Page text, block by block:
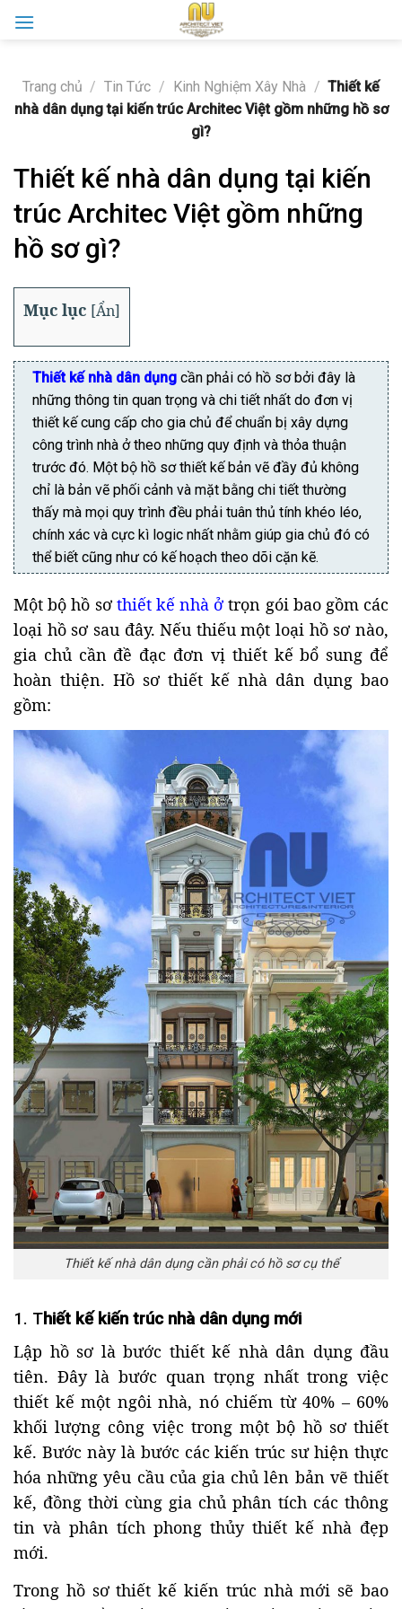
Trang chủ / Tin Tức / Kinh Nghiệm Xây Nhà / Thiết kế
nhà dân dụng tại kiến trúc Architec Việt gồm những hồ sơ
gì?
Thiết kế nhà dân dụng tại kiến
trúc Architec Việt gồm những
hồ sơ gì?
Mục lục [Ẩn]
Thiết kế nhà dân dụng cần phải có hồ sơ bởi đây là
những thông tin quan trọng và chi tiết nhất do đơn vị
thiết kế cung cấp cho gia chủ để chuẩn bị xây dựng
công trình nhà ở theo những quy định và thỏa thuận
trước đó. Một bộ hồ sơ thiết kế bản vẽ đầy đủ không
chỉ là bản vẽ phối cảnh và mặt bằng chi tiết thường
thấy mà mọi quy trình đều phải tuân thủ tính khéo léo,
chính xác và cực kì logic nhất nhằm giúp gia chủ đó có
thể biết cũng như có kế hoạch theo dõi cặn kẽ.
Một bộ hồ sơ thiết kế nhà ở trọn gói bao gồm các
loại hồ sơ sau đây. Nếu thiếu một loại hồ sơ nào,
gia chủ cần đề đạc đơn vị thiết kế bổ sung để
hoàn thiện. Hồ sơ thiết kế nhà dân dụng bao
gồm:
Thiết kế nhà dân dụng cần phải có hồ sơ cụ thể
1. Thiết kế kiến trúc nhà dân dụng mới
Lập hồ sơ là bước thiết kế nhà dân dụng đầu
tiên. Đây là bước quan trọng nhất trong việc
thiết kế một ngôi nhà, nó chiếm từ 40% – 60%
khối lượng công việc trong một bộ hồ sơ thiết
kế. Bước này là bước các kiến trúc sư hiện thực
hóa những yêu cầu của gia chủ lên bản vẽ thiết
kế, đồng thời cùng gia chủ phân tích các thông
tin và phân tích phong thủy thiết kế nhà đẹp
mới.
Trong hồ sơ thiết kế kiến trúc nhà mới sẽ bao